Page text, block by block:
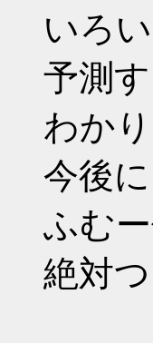
いろ
予測
わか
今後
ふむ
絶対